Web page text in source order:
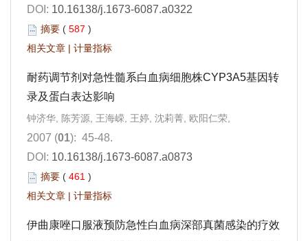
DOI: 10.16138/j.1673-6087.a0322
摘要 ( 587 )
相关文章 | 计量指标
耐药调节剂对急性髓系白血病细胞株CYP3A5基因转
录及蛋白表达影响
钟济华, 陈芳源, 王海嵘, 王婷, 沈莉菁, 欧阳仁荣,
2007 (01): 45-48.
DOI: 10.16138/j.1673-6087.a0873
摘要 ( 461 )
相关文章 | 计量指标
伊曲康唑口服液预防急性白血病深部真菌感染的疗效